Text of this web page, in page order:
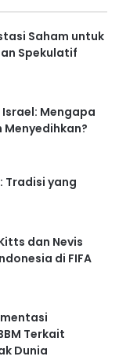
Saham untuk
Spekulatif
Mengapa
Menyedihkan?
Tradisi yang
dan Nevis
di FIFA
Terkait
Dunia